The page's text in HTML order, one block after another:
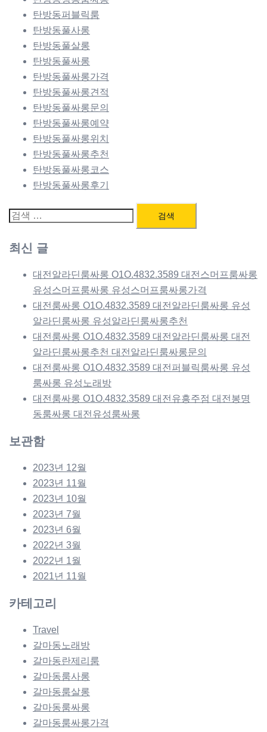
탄방동퍼블릭룸
탄방동풀사롱
탄방동풀살롱
탄방동풀싸롱
탄방동풀싸롱가격
탄방동풀싸롱견적
탄방동풀싸롱문의
탄방동풀싸롱예약
탄방동풀싸롱위치
탄방동풀싸롱추천
탄방동풀싸롱코스
탄방동풀싸롱후기
검
최신 글
대전알라딘룸싸롱 O1O.4832.3589 대전스머프룸싸롱
유성스머프룸싸롱 유성스머프룸싸롱가격
대전룸싸롱 O1O.4832.3589 대전알라딘룸싸롱 유성
알라딘룸싸롱 유성알라딘룸싸롱추천
대전룸싸롱 O1O.4832.3589 대전알라딘룸싸롱 대전
알라딘룸싸롱추천 대전알라딘룸싸롱문의
대전룸싸롱 O1O.4832.3589 대전퍼블릭룸싸롱 유성
룸싸롱 유성노래방
대전룸싸롱 O1O.4832.3589 대전유흥주점 대전봉명
동룸싸롱 대전유성룸싸롱
보관함
2023년 12월
2023년 11월
2023년 10월
2023년 7월
2023년 6월
2022년 3월
2022년 1월
2021년 11월
카테고리
Travel
갈마동노래방
갈마동란제리룸
갈마동룸사롱
갈마동룸살롱
갈마동룸싸롱
갈마동룸싸롱가격